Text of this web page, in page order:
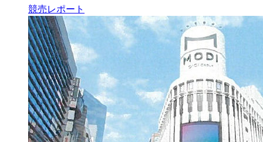
競売レポート